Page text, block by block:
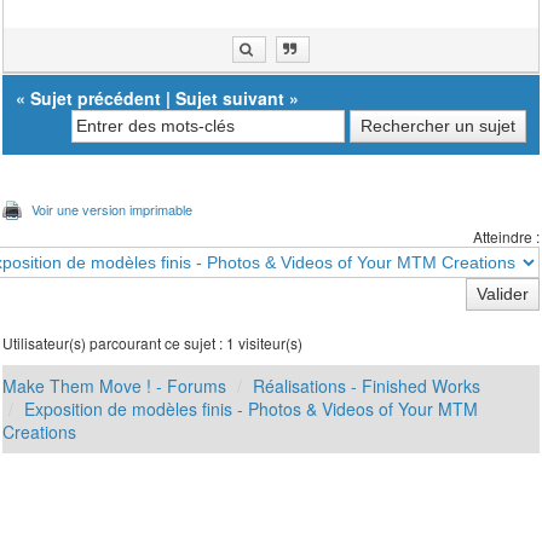
«Sujet précédent |Sujet suivant »
Voir une version imprimable
Atteindre :
Utilisateur(s) parcourant ce sujet : 1 visiteur(s)
Make Them Move ! - Forums
Réalisations - Finished Works
Exposition de modèles finis - Photos & Videos of Your MTM
Creations